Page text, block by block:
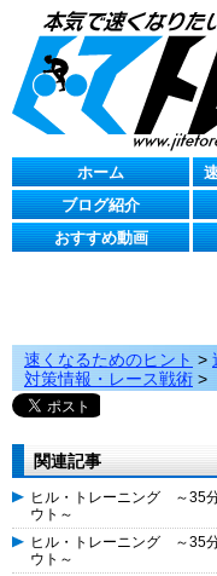
ホーム
ブログ紹介
おすすめ動画
速くなるためのヒント >
対策情報・レース戦術 >
関連記事
ヒル・トレーニング ～35
ウト～
ヒル・トレーニング ～35
ウト～